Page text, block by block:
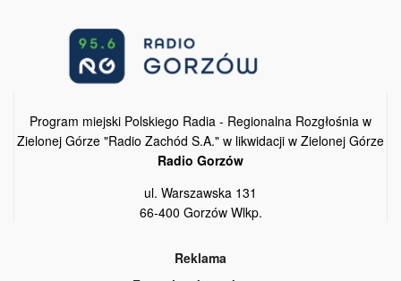
Program miejski Polskiego Radia - Regionalna Rozgłośnia w
Zielonej Górze "Radio Zachód S.A." w likwidacji w Zielonej Górze
Radio Gorzów
ul. Warszawska 131
66-400 Gorzów Wlkp.
Reklama